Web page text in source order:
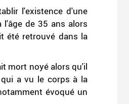
l'existence d'une
l'âge de 35 ans alors
été retrouvé dans la
mort noyé alors qu'il
a vu le corps à la
évoqué un